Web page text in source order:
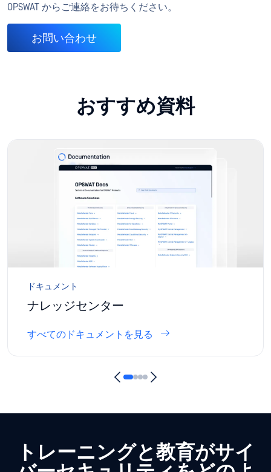
OPSWAT からご連絡をお待ちください。
お問い合わせ
おすすめ資料
ドキュメント
ナレッジセンター
すべてのドキュメントを見る
トレーニングと教育がサイ